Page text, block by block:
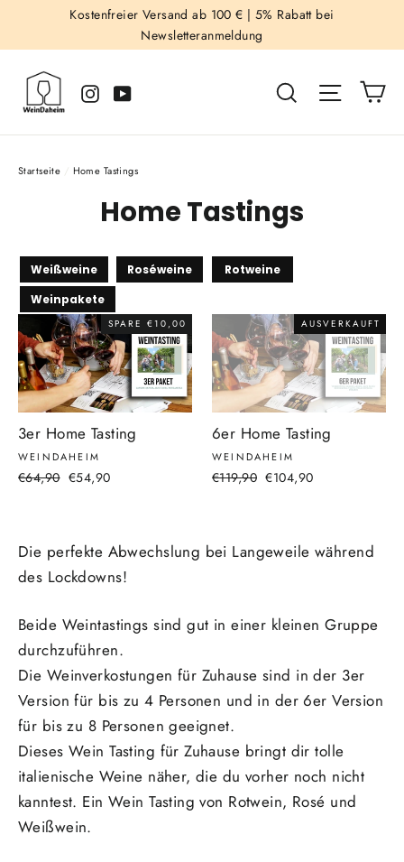
Kostenfreier Versand ab 100 € |5% Rabatt bei
Newsletteranmeldung
Instagram Suche
Startseite / Home Tastings
Home Tastings
Weißweine Roséweine
Rotweine
Weinpakete
SPARE €10,00
3er Home Tasting
WEINDAHEIM
Normaler
€64,90 Sonderpreis
€54,90
AUSVERKAUFT
6er Home Tasting
WEINDAHEIM
Normaler
€119,90 Sonderpreis
€104,90
Die perfekte Abwechslung bei Langeweile während
des Lockdowns!
Beide Weintastings sind gut in einer kleinen Gruppe
durchzuführen.
Die Weinverkostungen für Zuhause sind in der 3er
Version für bis zu 4 Personen und in der 6er Version
für bis zu 8 Personen geeignet.
Dieses Wein Tasting für Zuhause bringt dir tolle
italienische Weine näher, die du vorher noch nicht
kanntest. Ein Wein Tasting von Rotwein, Rosé und
Weißwein.